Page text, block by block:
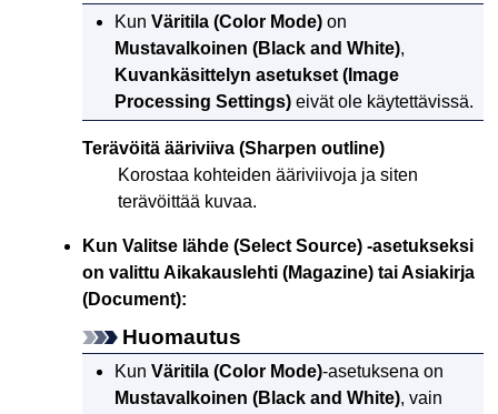
KunVäritila (Color Mode) on
Mustavalkoinen (Black and White),
Kuvankäsittelyn asetukset (Image
Processing Settings) eivät ole käytettävissä.
Terävöitä ääriviiva (Sharpen outline)
Korostaa kohteiden ääriviivoja ja siten
terävöittää kuvaa.
KunValitse lähde (Select Source) -asetukseksi
on valittuAikakauslehti (Magazine) taiAsiakirja
(Document):
Huomautus
KunVäritila (Color Mode)-asetuksena on
Mustavalkoinen (Black and White), vain